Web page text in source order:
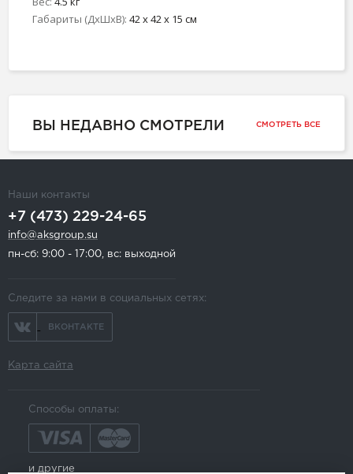
Габариты (ДхШхВ): 42 x 42 x 15 см
ВЫ НЕДАВНО СМОТРЕЛИ СМОТРЕТЬ ВСЕ
Наши контакты
+7 (473) 229-24-65
info@aksgroup.su
пн-сб: 9:00 - 17:00, вс: выходной
Следите за нами в социальных сетях:
ВКОНТАКТЕ
Карта сайта
Способы оплаты:
и другие